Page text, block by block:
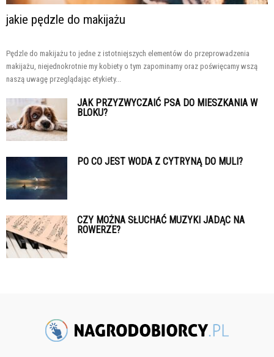
jakie pędzle do makijażu
Pędzle do makijażu to jedne z istotniejszych elementów do przeprowadzenia
makijażu, niejednokrotnie my kobiety o tym zapominamy oraz poświęcamy wszą
naszą uwagę przeglądając etykiety...
JAK PRZYZWYCZAIĆ PSA DO MIESZKANIA W
BLOKU?
PO CO JEST WODA Z CYTRYNĄ DO MULI?
CZY MOŻNA SŁUCHAĆ MUZYKI JADĄC NA
ROWERZE?